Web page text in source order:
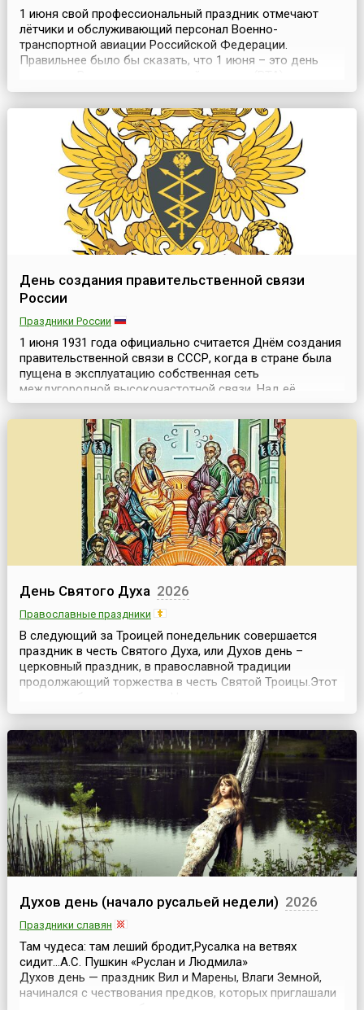
1 июня свой профессиональный праздник отмечают
лётчики и обслуживающий персонал Военно-
транспортной авиации Российской Федерации.
Правильнее было бы сказать, что 1 июня – это день
одного из элементов Военно-воздушных сил. Сегодня
Военно-транспортная авиация входит в состав
Воздушно-космических сил России.Свою историю, как
одна из составляющих стру...
День создания правительственной связи
России
Праздники России
1 июня 1931 года официально считается Днём создания
правительственной связи в СССР, когда в стране была
пущена в эксплуатацию собственная сеть
междугородной высокочастотной связи. Над её
созданием объединённое государственное
политическое управление (ОГПУ) при Совете народных
комиссаров СССР работало с 1928 года. Новый вид
связи получил условное название «ВЧ-связь».
Необходимость создания спец...
День Святого Духа 2026
Православные праздники
В следующий за Троицей понедельник совершается
праздник в честь Святого Духа, или Духов день –
церковный праздник, в православной традиции
продолжающий торжества в честь Святой Троицы.Этот
Пресвятаго и Животворящего Духа, яко един есть (от)
Святыя и Живоначальныя Троицы», в противодействие
учению еретиков, отвергавших Божество Святого Духа и
едино...
Духов день (начало русальей недели) 2026
Праздники славян
Там чудеса: там леший бродит,Русалка на ветвях
сидит...А.С. Пушкин «Руслан и Людмила»
Духов день — праздник Вил и Марены, Влаги Земной,
начинался с чествования предков, которых приглашали